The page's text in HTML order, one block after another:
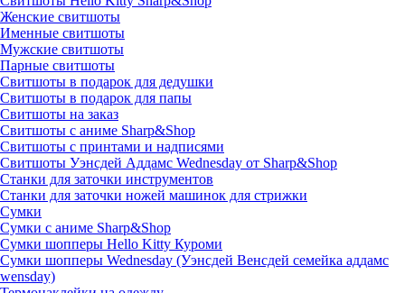
Женские свитшоты
Именные свитшоты
Мужские свитшоты
Парные свитшоты
Свитшоты в подарок для дедушки
Свитшоты в подарок для папы
Свитшоты на заказ
Свитшоты с аниме Sharp&Shop
Свитшоты с принтами и надписями
Свитшоты Уэнсдей Аддамс Wednesday от Sharp&Shop
Станки для заточки инструментов
Станки для заточки ножей машинок для стрижки
Сумки
Сумки с аниме Sharp&Shop
Сумки шопперы Hello Kitty Куроми
Сумки шопперы Wednesday (Уэнсдей Венсдей семейка аддамс
wensday)